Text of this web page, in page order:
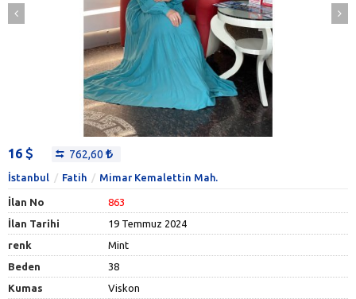
16 762,60
İstanbul Fatih Mimar Kemalettin Mah.
İlan No
863
İlan Tarihi
19 Temmuz 2024
renk
Mint
Beden
38
Kumas
Viskon